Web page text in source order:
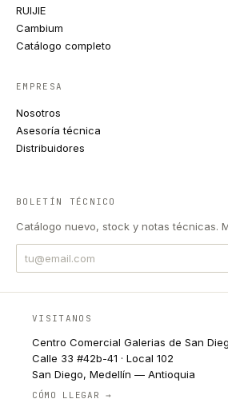
RUIJIE
Cambium
Catálogo completo
EMPRESA
Nosotros
Asesoría técnica
Distribuidores
BOLETÍN TÉCNICO
Catálogo nuevo, stock y notas técnicas.
VISITANOS
Centro Comercial Galerias de San
Calle 33 #42b-41 · Local 102
San Diego, Medellín — Antioquia
CÓMO LLEGAR →